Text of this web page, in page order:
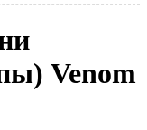
Venom